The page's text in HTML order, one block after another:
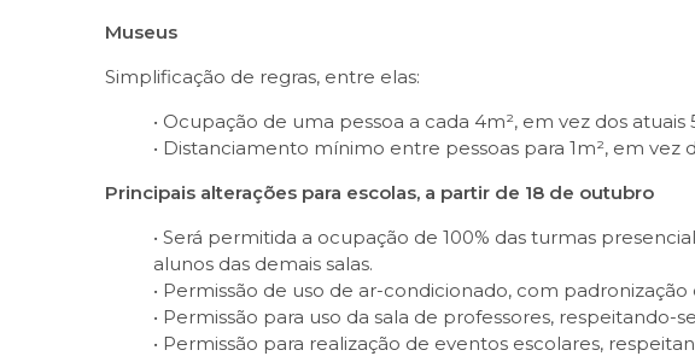
Museus
Simplificação de regras, entre elas:
• Ocupação de uma pessoa a cada 4m², em vez dos atuais
• Distanciamento mínimo entre pessoas para 1m², em vez
Principais alterações para escolas, a partir de 18 de outubro
• Será permitida a ocupação de 100% das turmas
alunos das demais salas.
• Permissão de uso de ar-condicionado, com padronização
• Permissão para uso da sala de professores, respeitando-
• Permissão para realização de eventos escolares,